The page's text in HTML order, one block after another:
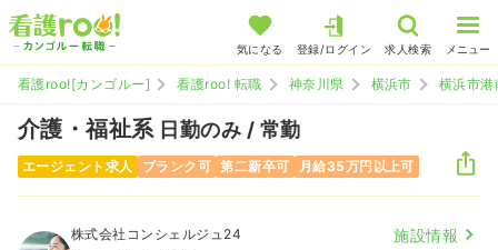
気になる 登録/ログイン 求人検索 メニュー
看護roo![カンゴルー] 看護roo! 転職 神奈川県 横浜市 横浜市港
介護・福祉系 日勤のみ / 常勤
エージェント求人 ブランク可 第二新卒可 月給35万円以上可
株式会社コンシェルジュ24 施設情報